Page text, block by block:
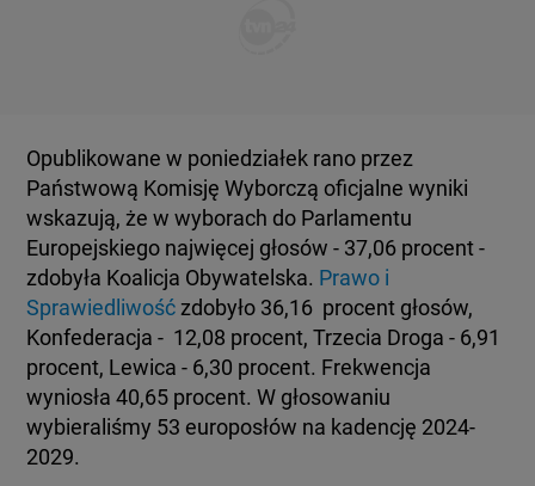
Opublikowane w poniedziałek rano przez
Państwową Komisję Wyborczą oficjalne wyniki
wskazują, że w wyborach do Parlamentu
Europejskiego najwięcej głosów - 37,06 procent -
zdobyła Koalicja Obywatelska. Prawo i
Sprawiedliwość zdobyło 36,16 procent głosów,
Konfederacja - 12,08 procent, Trzecia Droga - 6,91
procent, Lewica - 6,30 procent. Frekwencja
wyniosła 40,65 procent. W głosowaniu
wybieraliśmy 53 europosłów na kadencję 2024-
2029.
LUBUSKIE
OLSZTYN
OPOLE
RZESZÓW
ATAK ROSJI NA UKRAINĘ
SZKŁO KONTAKTOWE
CIEKAWOSTKI
PROGRAMY